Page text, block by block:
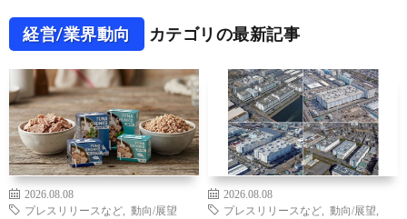
経営/業界動向 カテゴリの最新記事
2026.08.08
プレスリリースなど
動向/展望
2026.08.08
プレスリリースなど
動向/展望